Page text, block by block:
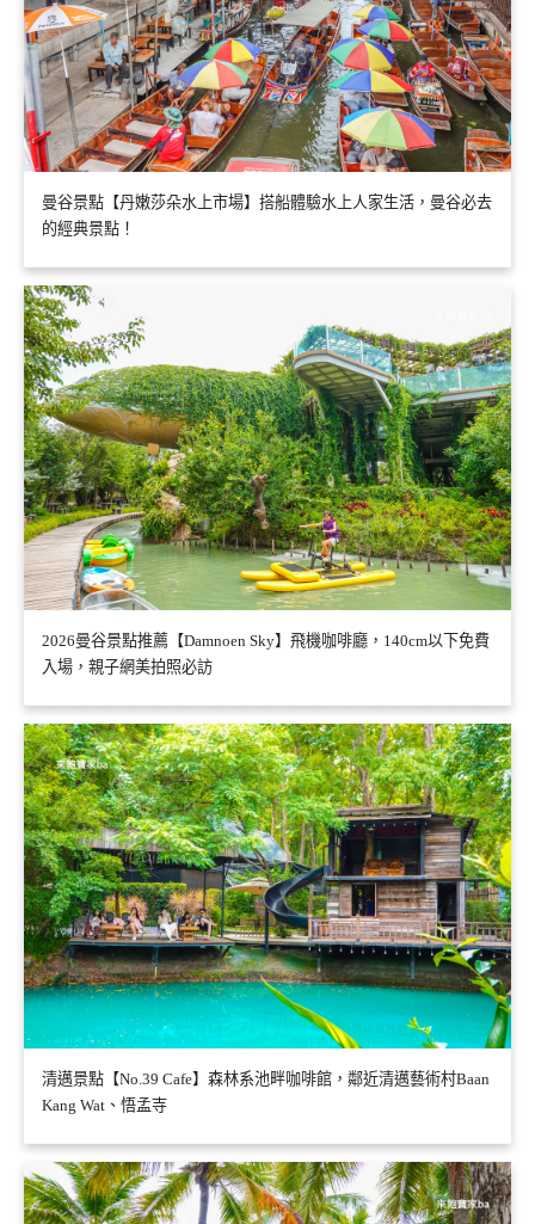
曼谷景點【丹嫩莎朵水上市場】搭船體驗水上人家生活，曼谷必去
的經典景點！
2026曼谷景點推薦【Damnoen Sky】飛機咖啡廳，140cm以下免費
入場，親子網美拍照必訪
清邁景點【No.39 Cafe】森林系池畔咖啡館，鄰近清邁藝術村Baan
Kang Wat、悟孟寺